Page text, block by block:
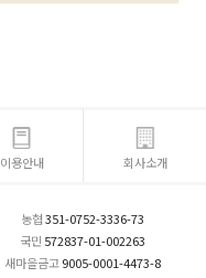
이용안내 회사소개
농협351-0752-3336-73
국민 572837-01-002263
새마을금고9005-0001-4473-8